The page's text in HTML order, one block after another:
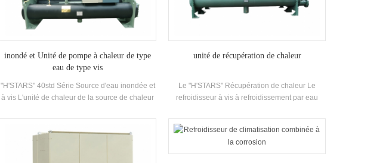
inondé et Unité de pompe à chaleur de type
eau de type vis
"H'STARS" 40std Série Source d'eau inondée et
à vis L'unité de chaleur de la source de chaleur
auto-développé et fabriqué haut rendement
Evaporateur de type inondé, R22, R134A
unité de récupération de chaleur
Le "H'STARS" Récupération de chaleur Le
refroidisseur à vis à refroidissement par eau
pour récupérer la chaleur générée par
l'échange de chaleur entre la vapeur de
réfrigérant et l'eau pendant le Le processus de
réfrigération, qui fournit aux clients la